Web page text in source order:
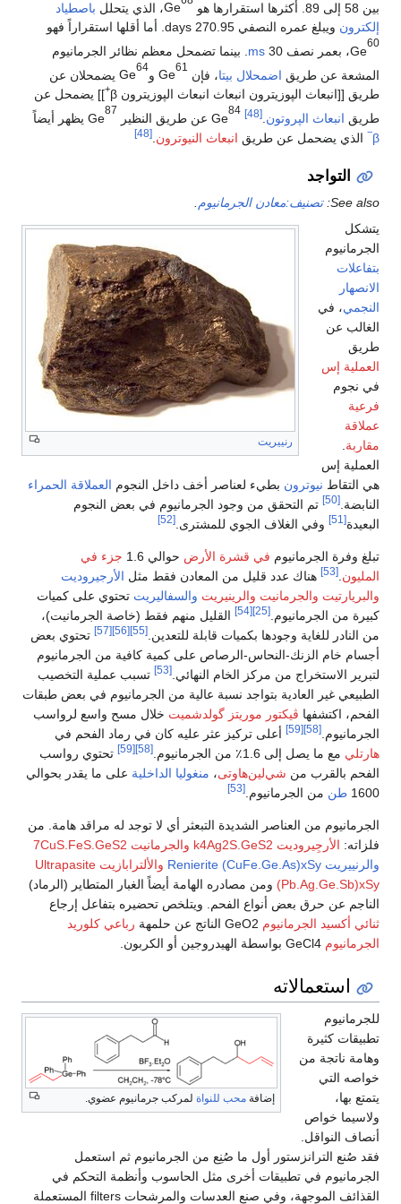
بين 58 إلى 89. أكثرها استقرارها هو
Ge، الذي يتحلل باصطياد
إلكترون ويبلغ عمره النصفي 270.95 d ays. أما أقلها استقراراً فهو
60
Ge، بعمر نصف 30
ms . بينما تضمحل معظم نظائر الجرمانيوم
المشعة عن طريق اضمحلال بيتا، فإن
61
Ge و
64
Ge يضمحلان عن
طريق [[انبعاث الپوزيترون انبعاث انبعاث الپوزيترون β
+]] يضمحل عن
طريق انبعاث الپروتون [48]
84
Ge عن طريق النظير
87
Ge يظهر أيضاً
β
− الذي يضحمل عن طريق انبعاث النيوترون [48]
التواجد
See also: تصنيف:معادن الجرمانيوم
رنييريت
يتشكل
الجرمانيوم
بتفاعلات
الانصهار
النجمي، في
الغالب عن
طريق
العملية إس
في نجوم
فرعية
عملاقة
مقاربة
العملية إس
هي التقاط نيوترون بطيء لعناصر أخف داخل النجوم العملاقة الحمراء
النابضة. [50]
تم التحقق من وجود الجرمانيوم في بعض النجوم
البعيدة[51] وفي الغلاف الجوي للمشترى. [52]
تبلغ وفرة الجرمانيوم في قشرة الأرض حوالي 1.6
جزء في
المليون [53] هناك عدد قليل من المعادن فقط مثل الأرجيروديت
والبريارتيت والجرمانيت والرينيريت والسفاليريت تحتوي على كميات
كبيرة من الجرمانيوم. [25]
[54]
القليل منهم فقط (خاصة الجرمانيت)،
من النادر للغاية وجودها بكميات قابلة للتعدين. [55]
[56]
[57]
تحتوي بعض
أجسام خام الزنك-النحاس-الرصاص على كمية كافية من الجرمانيوم
لتبرير الاستخراج من مركز الخام النهائي. [53]
تسبب عملية التخصيب
الطبيعي غير العادية بتواجد نسبة عالية من الجرمانيوم في بعض طبقات
الفحم، اكتشفها ڤيكتور موريتز گولدشميت خلال مسح واسع لرواسب
الجرمانيوم. [58]
[59]
أعلى تركيز عثر عليه كان في رماد الفحم في
هارتلي مع ما يصل إلى 1.6٪ من الجرمانيوم. [58]
[59]
تحتوي رواسب
الفحم بالقرب من شي‌لين‌هاوتى، منغوليا الداخلية على ما يقدر بحوالي
1600 طن من الجرمانيوم. [53]
الجرمانيوم من العناصر الشديدة التبعثر أي لا توجد له مراقد هامة. من
فلزاته: الأرجِيروديت k4Ag2S.GeS2
والجرمانيت 7CuS.FeS.GeS2
والرنييريت Renierite (CuFe.Ge.As)xSy
والألترابازيت Ultrapasite
(Pb.Ag.Ge.Sb)xSy ومن مصادره الهامة أيضاً الغبار المتطاير (الرماد)
الناجم عن حرق بعض أنواع الفحم. ويتلخص تحضيره بتفاعل إرجاع
ثنائي أكسيد الجرمانيوم
رباعي كلوريد
الجرمانيوم
استعمالاته
إضافة محب للنواة لمركب جرمانيوم عضوي.
للجرمانيوم
تطبيقات كثيرة
وهامة ناتجة من
خواصه التي
يتمتع بها،
ولاسيما خواص
أنصاف النواقل.
فقد صُنع الترانزستور أول ما صُنِع من الجرمانيوم ثم استعمل
الجرمانيوم في تطبيقات أخرى مثل الحاسوب وأنظمة التحكم في
القذائف الموجهة، وفي صنع العدسات والمرشحات filters المستعملة